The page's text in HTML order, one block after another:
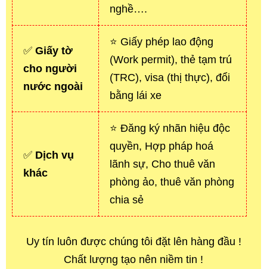
nghề….
✅ Giấy tờ
cho người
nước ngoài
⭐ Giấy phép lao động
(Work permit), thẻ tạm trú
(TRC), visa (thị thực), đổi
bằng lái xe
✅ Dịch vụ
khác
⭐ Đăng ký nhãn hiệu độc
quyền, Hợp pháp hoá
lãnh sự, Cho thuê văn
phòng ảo, thuê văn phòng
chia sẻ
Uy tín luôn được chúng tôi đặt lên hàng đầu !
Chất lượng tạo nên niềm tin !